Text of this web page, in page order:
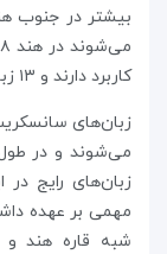
کاربرد دارند و ۱۳ زبان امروزه منسوخ شده‌است.
زبان‌های
می‌شوند و در
زبان‌های رایج
مهمی بر عهده
شبه قاره هند و